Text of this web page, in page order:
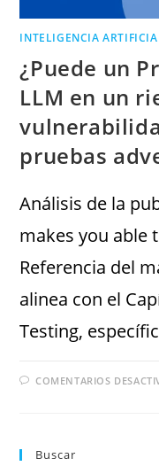
INTELIGENCIA
¿Puede un
LLM en un
pruebas
Análisis de la
makes you able
Referencia del
alinea con el
Testing,
COMENTARIOS
Buscar